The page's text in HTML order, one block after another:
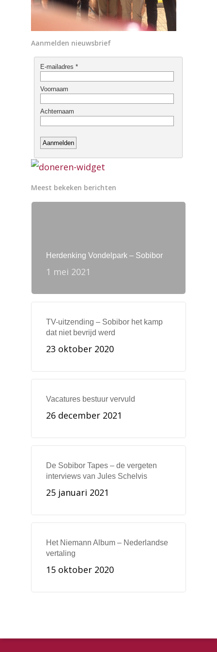
Aanmelden nieuwsbrief
Meest bekeken berichten
Herdenking Vondelpark – Sobibor
1 mei 2021
TV-uitzending – Sobibor het kamp
dat niet bevrijd werd
23 oktober 2020
Vacatures bestuur vervuld
26 december 2021
De Sobibor Tapes – de vergeten
interviews van Jules Schelvis
25 januari 2021
Het Niemann Album – Nederlandse
vertaling
15 oktober 2020